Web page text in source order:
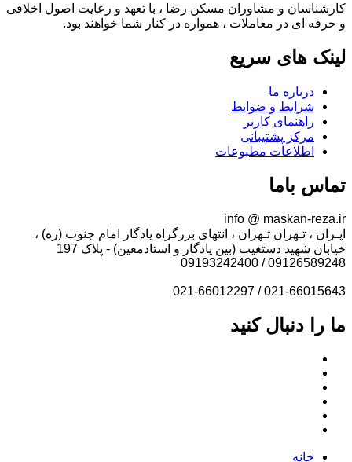
کارشناسان و مشاوران مسکن رضا ، با تعهد و رعایت اصول اخلاقی
و حرفه ای در معاملات ، همواره در کنار شما خواهند بود.
لینک های سریع
درباره ما
شرایط و ضوابط
راهنمای کاربر
مرکز پشتیبانی
اطلاعات مطبوعات
تماس باما
info @ maskan-reza.ir
ایـران ، تـهران تـهران ، انتهای بزرگراه یادگار امام جنوب (ره) ،
خیابان شهید دستغیب (بین یادگار و استادمعین) - پلاک 197
09126589248 / 09193242400
021-66015643 / 021-66012297
ما را دنبال کنید
خانه